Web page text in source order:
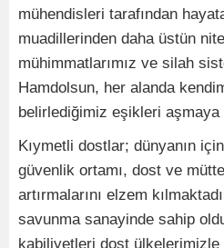
mühendisleri tarafından
muadillerinden daha üstün
mühimmatlarımız ve silah
Hamdolsun, her alanda
belirlediğimiz eşikleri aşmaya
Kıymetli dostlar; dünyanın
güvenlik ortamı, dost ve
artırmalarını elzem
savunma sanayinde sahip
kabiliyetleri dost ülkelerimizle